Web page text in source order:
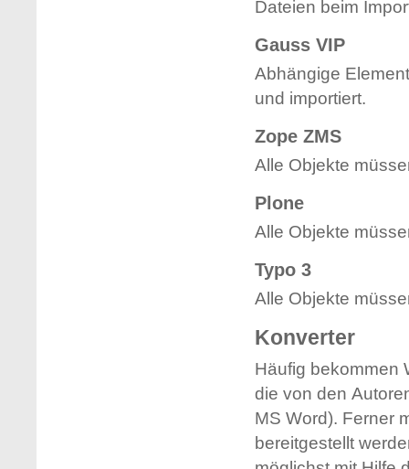
Dateien beim
Gauss VIP
Abhängige
und importiert.
Zope ZMS
Alle Objekte
Plone
Alle Objekte
Typo 3
Alle Objekte
Konverter
Häufig bekommen
die von den
MS Word). Ferner
bereitgestellt